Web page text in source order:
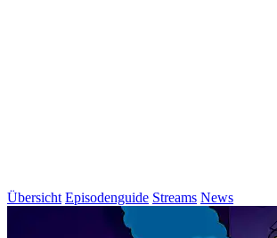
Übersicht Episodenguide Streams News